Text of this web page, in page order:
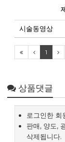
시술동영상
1
상품댓글
로그인한 회
판매, 양도,
삭제됩니다.